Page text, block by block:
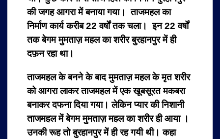
की जगह आगरा में बनाया गया। ताजमहल का
निर्माण कार्य करीब 22 वर्षों तक चला। इन 22 वर्षों
तक बेगम मुमताज़ महल का शरीर बुरहानपुर में ही
दफ़न रहा था।
ताजमहल के बनने के बाद मुमताज़ महल के मृत शरीर
को आगरा लाकर ताजमहल में एक खूबसूरत मकबरा
बनाकर दफना दिया गया। लेकिन प्यार की निशानी
ताजमहल में बेगम मुमताज़ महल का शरीर ही आया ।
उनकी रूह तो बुरहानपुर में ही रह गयी थी। कहा